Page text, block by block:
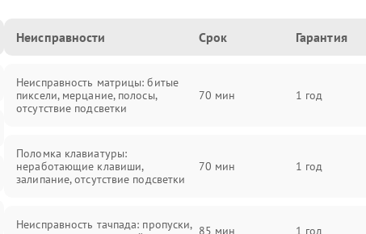
Неисправности Срок Гарантия
Неисправность матрицы: битые
пиксели, мерцание, полосы,
отсутствие подсветки
70 мин 1 год
Поломка клавиатуры:
неработающие клавиши,
залипание, отсутствие подсветки
70 мин 1 год
Неисправность тачпада: пропуски, 85 мин 1 год